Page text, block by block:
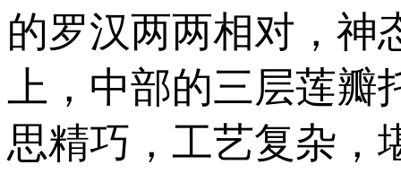
的罗汉两两相对，神
上，中部的三层莲
思精巧，工艺复杂，